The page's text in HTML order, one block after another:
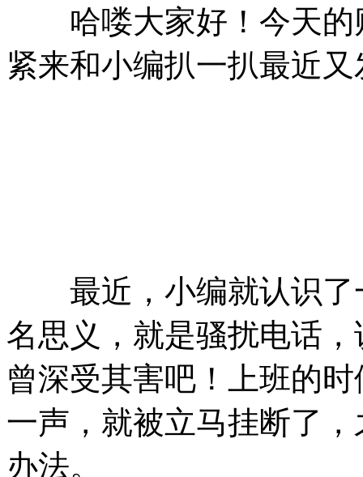
哈喽大家好！今天的
紧来和小编扒一扒最近
最近，小编就认识了
名思义，就是骚扰电话
曾深受其害吧！上班的
一声，就被立马挂断了
办法。